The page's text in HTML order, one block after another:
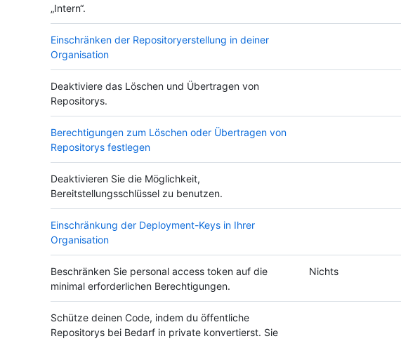
„Intern“.
Einschränken der Repositoryerstellung in deiner
Organisation
Deaktiviere das Löschen und Übertragen von
Repositorys.
Berechtigungen zum Löschen oder Übertragen von
Repositorys festlegen
Deaktivieren Sie die Möglichkeit,
Bereitstellungsschlüssel zu benutzen.
Einschränkung der Deployment-Keys in Ihrer
Organisation
Beschränken Sie personal access token auf die
minimal erforderlichen Berechtigungen.
Nichts
Schütze deinen Code, indem du öffentliche
Repositorys bei Bedarf in private konvertierst. Sie